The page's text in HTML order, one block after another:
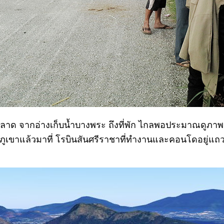
าด จากอ่างเก็บน้ำบางพระ ถึงที่พัก ไกลพอประมาณดูภา
เขาแล้วมาที่ โรบินสันศรีราชาที่ทำงานและคอนโดอยู่แถ